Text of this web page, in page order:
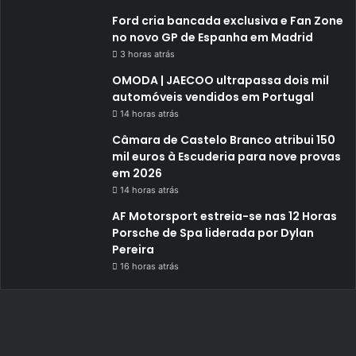
Ford cria bancada exclusiva e Fan Zone
no novo GP de Espanha em Madrid
3 horas atrás
OMODA | JAECOO ultrapassa dois mil
automóveis vendidos em Portugal
14 horas atrás
Câmara de Castelo Branco atribui 150
mil euros à Escuderia para nove provas
em 2026
14 horas atrás
AF Motorsport estreia-se nas 12 Horas
Porsche de Spa liderada por Dylan
Pereira
16 horas atrás